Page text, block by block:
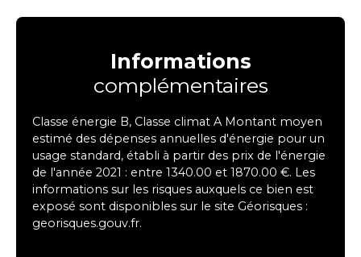
Informations
complémentaires
Classe énergie B, Classe climat A Montant moyen
estimé des dépenses annuelles d'énergie pour un
usage standard, établi à partir des prix de l'énergie
de l'année 2021 : entre 1340.00 et 1870.00 €. Les
informations sur les risques auxquels ce bien est
exposé sont disponibles sur le site Géorisques :
georisques.gouv.fr.